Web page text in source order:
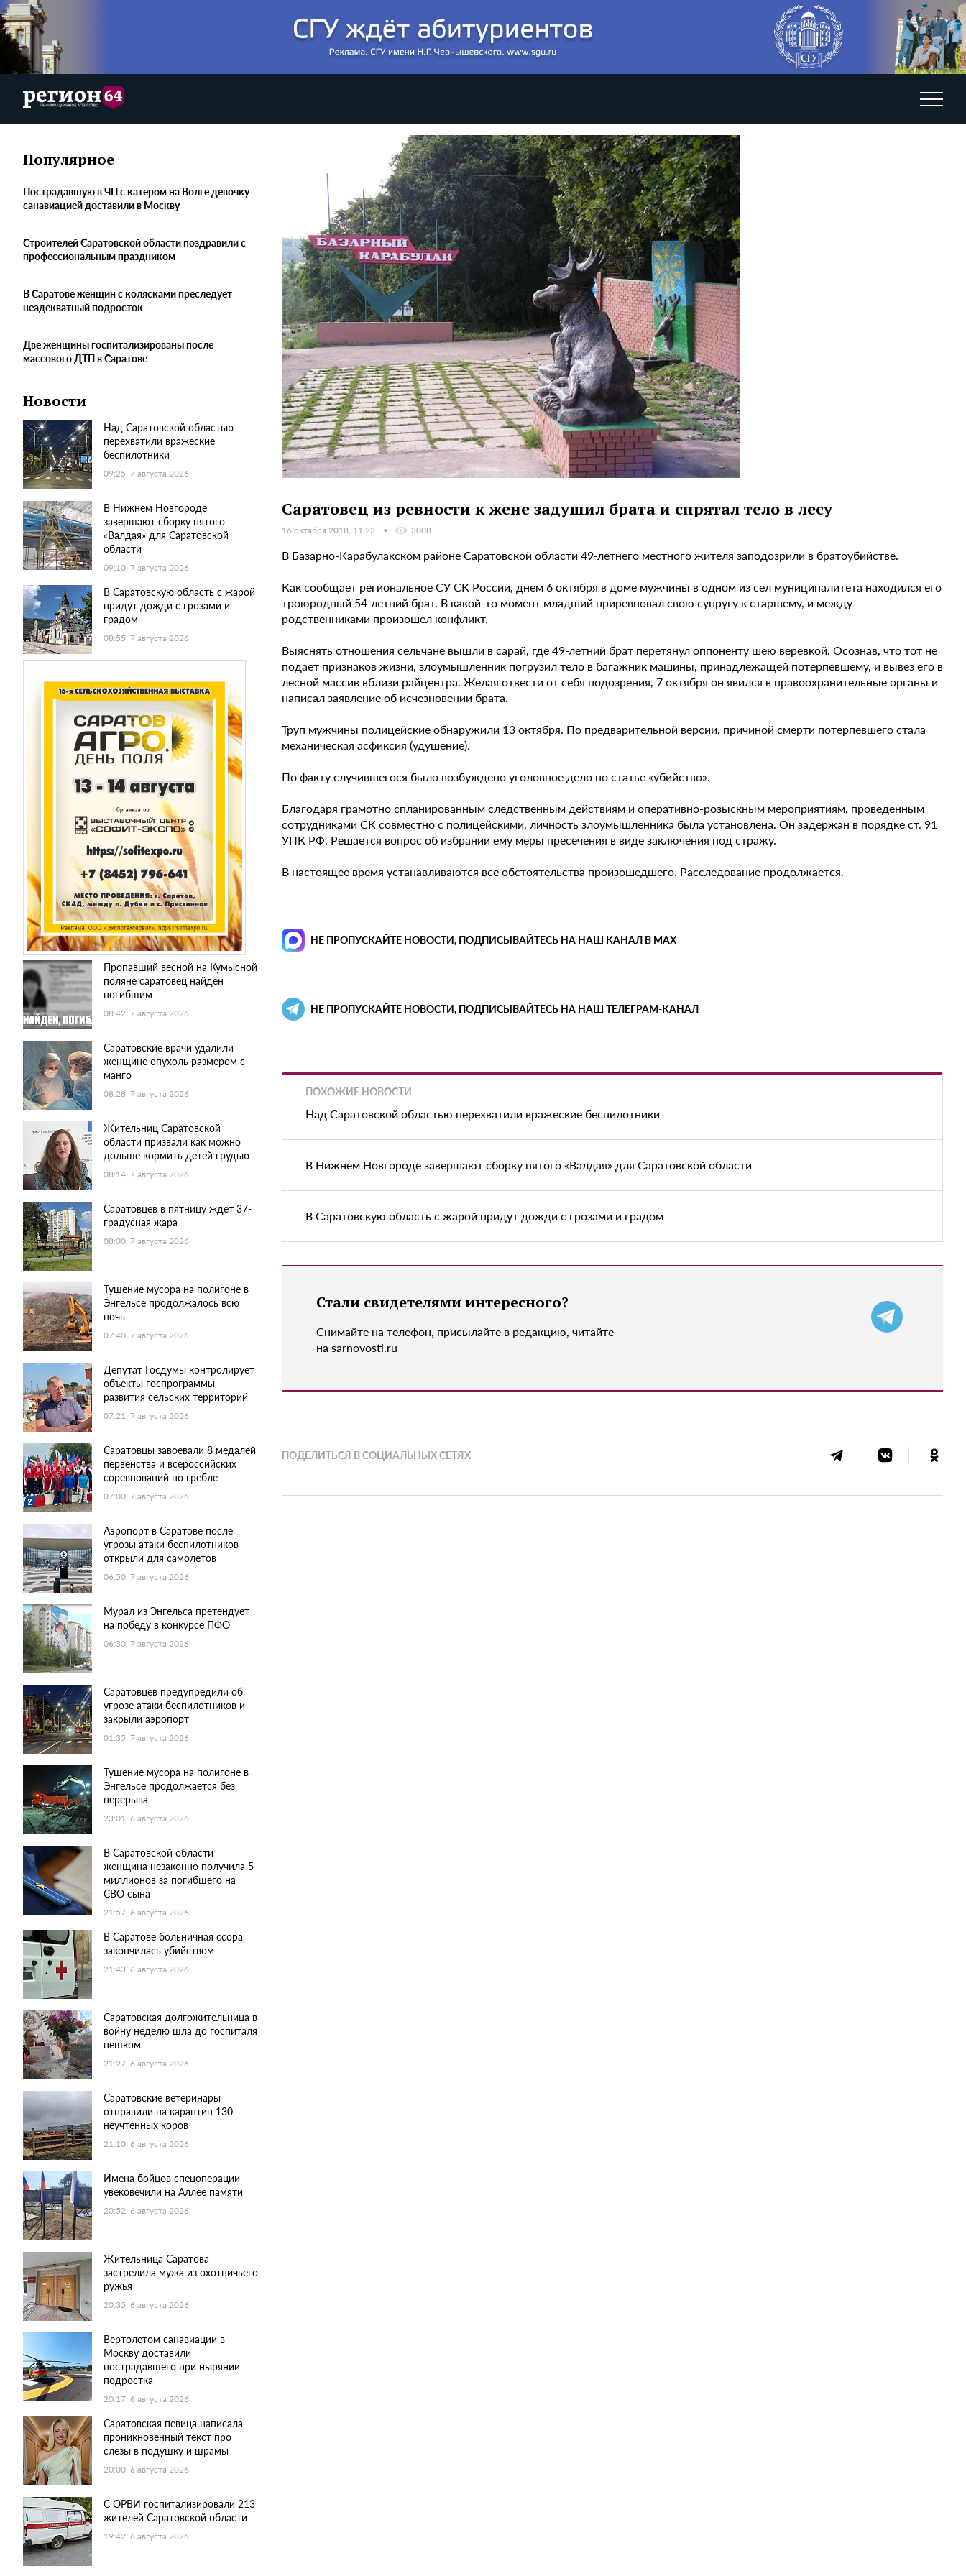
Популярное
Пострадавшую в ЧП с катером на Волге девочку
санавиацией доставили в Москву
Строителей Саратовской области поздравили с
профессиональным праздником
В Саратове женщин с колясками преследует
неадекватный подросток
Две женщины госпитализированы после
массового ДТП в Саратове
Новости
Над Саратовской областью
перехватили вражеские
беспилотники
09:25, 7 августа 2026
В Нижнем Новгороде
завершают сборку пятого
«Валдая» для Саратовской
области
09:10, 7 августа 2026
В Саратовскую область с жарой
придут дожди с грозами и
градом
08:55, 7 августа 2026
Пропавший весной на Кумысной
поляне саратовец найден
погибшим
08:42, 7 августа 2026
Саратовские врачи удалили
женщине опухоль размером с
манго
08:28, 7 августа 2026
Жительниц Саратовской
области призвали как можно
дольше кормить детей грудью
08:14, 7 августа 2026
Саратовцев в пятницу ждет 37-
градусная жара
08:00, 7 августа 2026
Тушение мусора на полигоне в
Энгельсе продолжалось всю
ночь
07:40, 7 августа 2026
Депутат Госдумы контролирует
объекты госпрограммы
развития сельских территорий
07:21, 7 августа 2026
Саратовцы завоевали 8 медалей
первенства и всероссийских
соревнований по гребле
07:00, 7 августа 2026
Аэропорт в Саратове после
угрозы атаки беспилотников
открыли для самолетов
06:50, 7 августа 2026
Мурал из Энгельса претендует
на победу в конкурсе ПФО
06:30, 7 августа 2026
Саратовцев предупредили об
угрозе атаки беспилотников и
закрыли аэропорт
01:35, 7 августа 2026
Тушение мусора на полигоне в
Энгельсе продолжается без
перерыва
23:01, 6 августа 2026
В Саратовской области
женщина незаконно получила 5
миллионов за погибшего на
СВО сына
21:57, 6 августа 2026
В Саратове больничная ссора
закончилась убийством
21:43, 6 августа 2026
Саратовская долгожительница в
войну неделю шла до госпиталя
пешком
21:27, 6 августа 2026
Саратовские ветеринары
отправили на карантин 130
неучтенных коров
21:10, 6 августа 2026
Имена бойцов спецоперации
увековечили на Аллее памяти
20:52, 6 августа 2026
Жительница Саратова
застрелила мужа из охотничьего
ружья
20:35, 6 августа 2026
Вертолетом санавиации в
Москву доставили
пострадавшего при нырянии
подростка
20:17, 6 августа 2026
Саратовская певица написала
проникновенный текст про
слезы в подушку и шрамы
20:00, 6 августа 2026
С ОРВИ госпитализировали 213
жителей Саратовской области
19:42, 6 августа 2026
Саратовец из ревности к жене задушил брата и спрятал тело в лесу
16 октября 2018, 11:23 3008
В Базарно-Карабулакском районе Саратовской области 49-летнего местного жителя заподозрили в братоубийстве.
Как сообщает региональное СУ СК России, днем 6 октября в доме мужчины в одном из сел муниципалитета находился его
троюродный 54-летний брат. В какой-то момент младший приревновал свою супругу к старшему, и между
родственниками произошел конфликт.
Выяснять отношения сельчане вышли в сарай, где 49-летний брат перетянул оппоненту шею веревкой. Осознав, что тот не
подает признаков жизни, злоумышленник погрузил тело в багажник машины, принадлежащей потерпевшему, и вывез его в
лесной массив вблизи райцентра. Желая отвести от себя подозрения, 7 октября он явился в правоохранительные органы и
написал заявление об исчезновении брата.
Труп мужчины полицейские обнаружили 13 октября. По предварительной версии, причиной смерти потерпевшего стала
механическая асфиксия (удушение).
По факту случившегося было возбуждено уголовное дело по статье «убийство».
Благодаря грамотно спланированным следственным действиям и оперативно-розыскным мероприятиям, проведенным
сотрудниками СК совместно с полицейскими, личность злоумышленника была установлена. Он задержан в порядке ст. 91
УПК РФ. Решается вопрос об избрании ему меры пресечения в виде заключения под стражу.
В настоящее время устанавливаются все обстоятельства произошедшего. Расследование продолжается.
НЕ ПРОПУСКАЙТЕ НОВОСТИ, ПОДПИСЫВАЙТЕСЬ НА НАШ КАНАЛ В MAX
НЕ ПРОПУСКАЙТЕ НОВОСТИ, ПОДПИСЫВАЙТЕСЬ НА НАШ ТЕЛЕГРАМ-КАНАЛ
ПОХОЖИЕ НОВОСТИ
Над Саратовской областью перехватили вражеские беспилотники
В Нижнем Новгороде завершают сборку пятого «Валдая» для Саратовской области
В Саратовскую область с жарой придут дожди с грозами и градом
Стали свидетелями интересного?
Снимайте на телефон, присылайте в редакцию, читайте
на sarnovosti.ru
ПОДЕЛИТЬСЯ В СОЦИАЛЬНЫХ СЕТЯХ